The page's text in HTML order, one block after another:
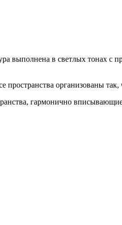
выполнена в светлых тонах
организованы
гармонично